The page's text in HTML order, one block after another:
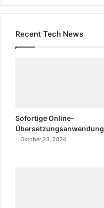
Recent Tech News
Sofortige Online-
Übersetzungsanwendung
Oktober 23, 2024